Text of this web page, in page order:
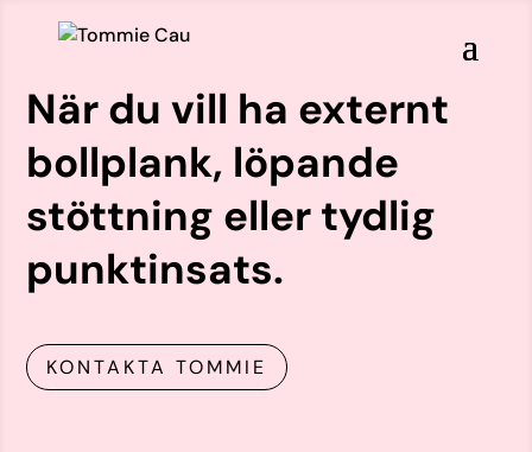
När du vill ha externt
bollplank, löpande
stöttning eller tydlig
punktinsats.
KONTAKTA TOMMIE